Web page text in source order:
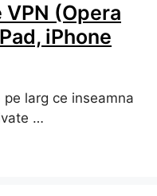
VPN (Opera
iPhone
larg ce inseamna
…